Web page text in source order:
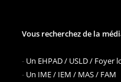
Vous recherchez de la
- Un EHPAD / USLD / Foyer
- Un IME / IEM / MAS / FAM